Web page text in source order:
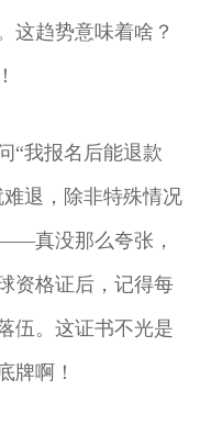
这趋势意味着啥？
“我报名后能退款
退，除非特殊情况
真没那么夸张，
资格证后，记得每
伍。这证书不光是
牌啊！